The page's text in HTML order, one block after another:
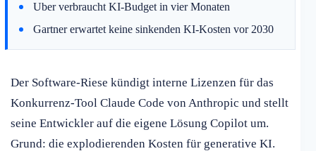
Uber verbraucht KI-Budget in vier Monaten
Gartner erwartet keine sinkenden KI-Kosten vor 2030
Der Software-Riese kündigt interne Lizenzen für das
Konkurrenz-Tool Claude Code von Anthropic und stellt
seine Entwickler auf die eigene Lösung Copilot um.
Grund: die explodierenden Kosten für generative KI.